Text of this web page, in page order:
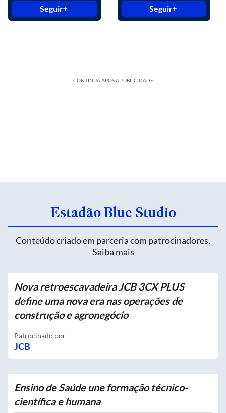
Seguir Seguir
CONTINUA APÓS A PUBLICIDADE
Estadão Blue Studio
Conteúdo criado em parceria com patrocinadores.
Saiba mais
Nova retroescavadeira JCB 3CX PLUS
define uma nova era nas operações de
construção e agronegócio
Patrocinado por
JCB
Ensino de Saúde une formação técnico-
científica e humana